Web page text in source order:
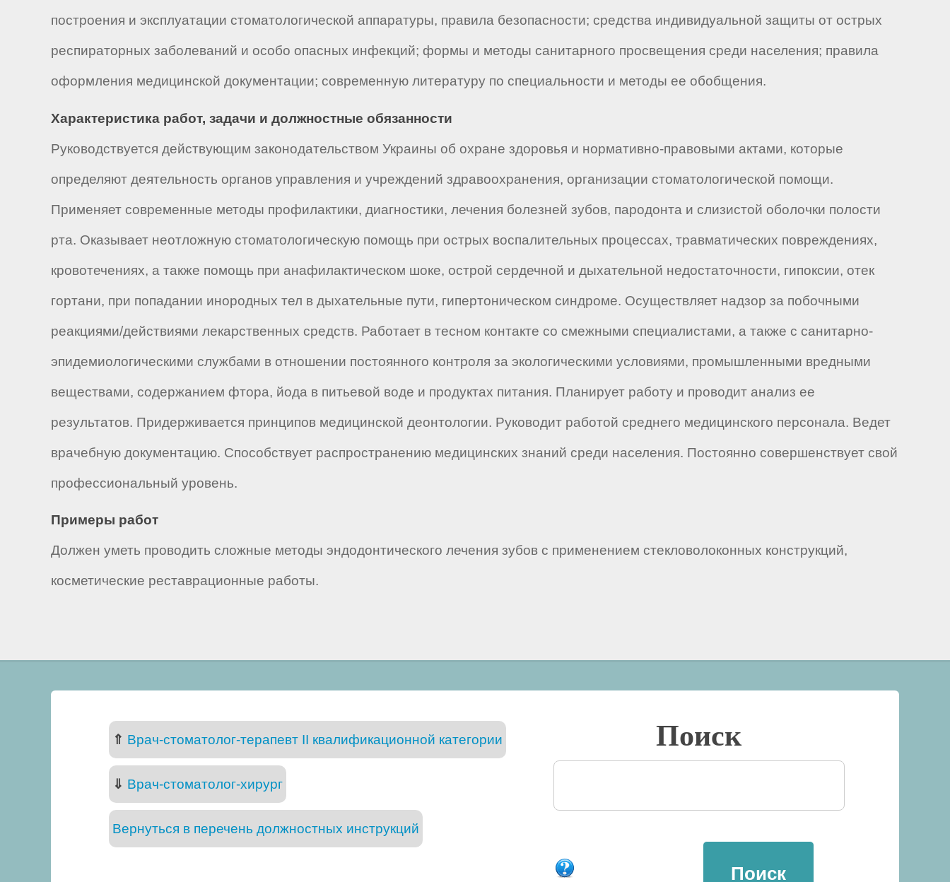
построения и эксплуатации стоматологической аппаратуры, правила безопасности; средства индивидуальной защиты от острых
респираторных заболеваний и особо опасных инфекций; формы и методы санитарного просвещения среди населения; правила
оформления медицинской документации; современную литературу по специальности и методы ее обобщения.
Характеристика работ, задачи и должностные обязанности
Руководствуется действующим законодательством Украины об охране здоровья и нормативно-правовыми актами, которые
определяют деятельность органов управления и учреждений здравоохранения, организации стоматологической помощи.
Применяет современные методы профилактики, диагностики, лечения болезней зубов, пародонта и слизистой оболочки полости
рта. Оказывает неотложную стоматологическую помощь при острых воспалительных процессах, травматических повреждениях,
кровотечениях, а также помощь при анафилактическом шоке, острой сердечной и дыхательной недостаточности, гипоксии, отек
гортани, при попадании инородных тел в дыхательные пути, гипертоническом синдроме. Осуществляет надзор за побочными
реакциями/действиями лекарственных средств. Работает в тесном контакте со смежными специалистами, а также с санитарно-
эпидемиологическими службами в отношении постоянного контроля за экологическими условиями, промышленными вредными
веществами, содержанием фтора, йода в питьевой воде и продуктах питания. Планирует работу и проводит анализ ее
результатов. Придерживается принципов медицинской деонтологии. Руководит работой среднего медицинского персонала. Ведет
врачебную документацию. Способствует распространению медицинских знаний среди населения. Постоянно совершенствует свой
профессиональный уровень.
Примеры работ
Должен уметь проводить сложные методы эндодонтического лечения зубов с применением стекловолоконных конструкций,
косметические реставрационные работы.
⇑ Врач-стоматолог-терапевт II квалификационной категории
⇓ Врач-стоматолог-хирург
Вернуться в перечень должностных инструкций
Поиск